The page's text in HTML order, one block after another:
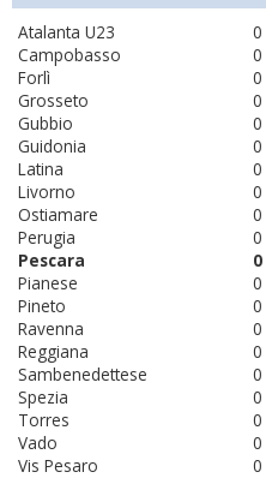
0
Atalanta U23
0
Campobasso
0
Forlì
0
Grosseto
0
Gubbio
0
Guidonia
0
Latina
0
Livorno
0
Ostiamare
0
Perugia
0
Pescara
0
Pianese
0
Pineto
0
Ravenna
0
Reggiana
0
Sambenedettese
0
Spezia
0
Torres
0
Vado
0
Vis Pesaro